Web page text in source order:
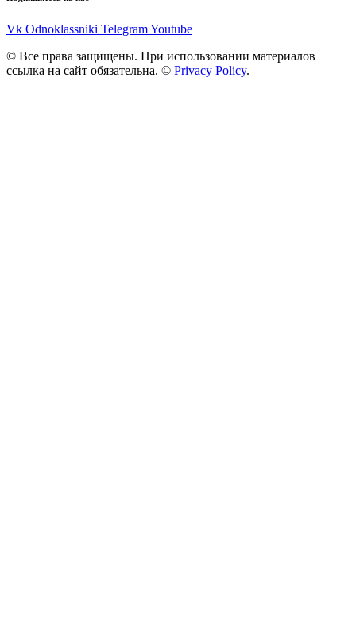
Vk Odnoklassniki TelegramYoutube
© Все права защищены. При использовании материалов
ссылка на сайт обязательна. © Privacy Policy.